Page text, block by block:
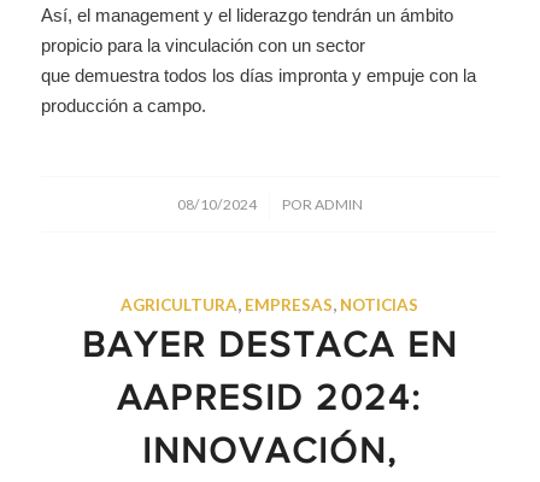
Así, el management y el liderazgo tendrán un ámbito
propicio para la vinculación con un sector
que demuestra todos los días impronta y empuje con la
producción a campo.
08/10/2024
/ PORADMIN
AGRICULTURA, EMPRESAS, NOTICIAS
BAYER DESTACA EN
AAPRESID 2024:
INNOVACIÓN,